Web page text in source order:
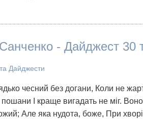
- Дайджест 30
Дайджести
чесний без догани, Коли не
І краще вигадать не міг.
Але яка нудота, боже, При